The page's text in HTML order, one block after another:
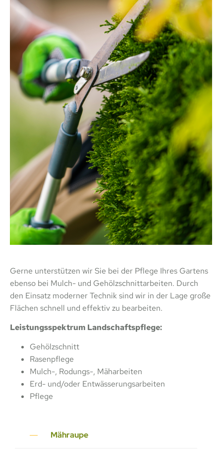
Gerne unterstützen wir Sie bei der Pflege Ihres Gartens
ebenso bei Mulch- und Gehölzschnittarbeiten. Durch
den Einsatz moderner Technik sind wir in der Lage große
Flächen schnell und effektiv zu bearbeiten.
Leistungsspektrum Landschaftspflege:
Gehölzschnitt
Rasenpflege
Mulch-, Rodungs-, Mäharbeiten
Erd- und/oder Entwässerungsarbeiten
Pflege
Mähraupe